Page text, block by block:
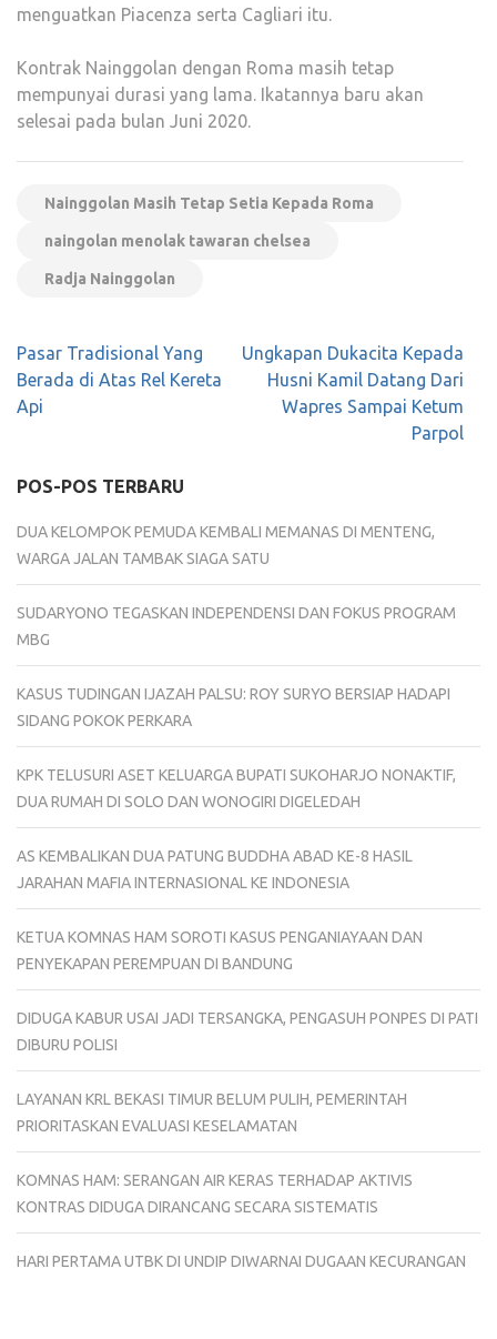
menguatkan Piacenza serta Cagliari itu.
Kontrak Nainggolan dengan Roma masih tetap
mempunyai durasi yang lama. Ikatannya baru akan
selesai pada bulan Juni 2020.
Nainggolan Masih Tetap Setia Kepada Roma
naingolan menolak tawaran chelsea
Radja Nainggolan
Navigasi
pos
Pasar Tradisional Yang
Berada di Atas Rel Kereta
Api
Ungkapan Dukacita Kepada
Husni Kamil Datang Dari
Wapres Sampai Ketum
Parpol
POS-POS TERBARU
DUA KELOMPOK PEMUDA KEMBALI MEMANAS DI MENTENG,
WARGA JALAN TAMBAK SIAGA SATU
SUDARYONO TEGASKAN INDEPENDENSI DAN FOKUS PROGRAM
MBG
KASUS TUDINGAN IJAZAH PALSU: ROY SURYO BERSIAP HADAPI
SIDANG POKOK PERKARA
KPK TELUSURI ASET KELUARGA BUPATI SUKOHARJO NONAKTIF,
DUA RUMAH DI SOLO DAN WONOGIRI DIGELEDAH
AS KEMBALIKAN DUA PATUNG BUDDHA ABAD KE-8 HASIL
JARAHAN MAFIA INTERNASIONAL KE INDONESIA
KETUA KOMNAS HAM SOROTI KASUS PENGANIAYAAN DAN
PENYEKAPAN PEREMPUAN DI BANDUNG
DIDUGA KABUR USAI JADI TERSANGKA, PENGASUH PONPES DI PATI
DIBURU POLISI
LAYANAN KRL BEKASI TIMUR BELUM PULIH, PEMERINTAH
PRIORITASKAN EVALUASI KESELAMATAN
KOMNAS HAM: SERANGAN AIR KERAS TERHADAP AKTIVIS
KONTRAS DIDUGA DIRANCANG SECARA SISTEMATIS
HARI PERTAMA UTBK DI UNDIP DIWARNAI DUGAAN KECURANGAN